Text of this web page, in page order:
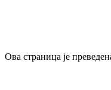
Ова страница је